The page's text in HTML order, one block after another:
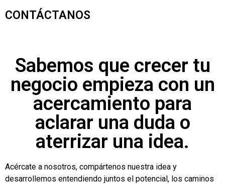
CONTÁCTANOS
Sabemos que crecer tu
negocio empieza con un
acercamiento para
aclarar una duda o
aterrizar una idea.
Acércate a nosotros, compártenos nuestra idea y
desarrollemos entendiendo juntos el potencial, los caminos